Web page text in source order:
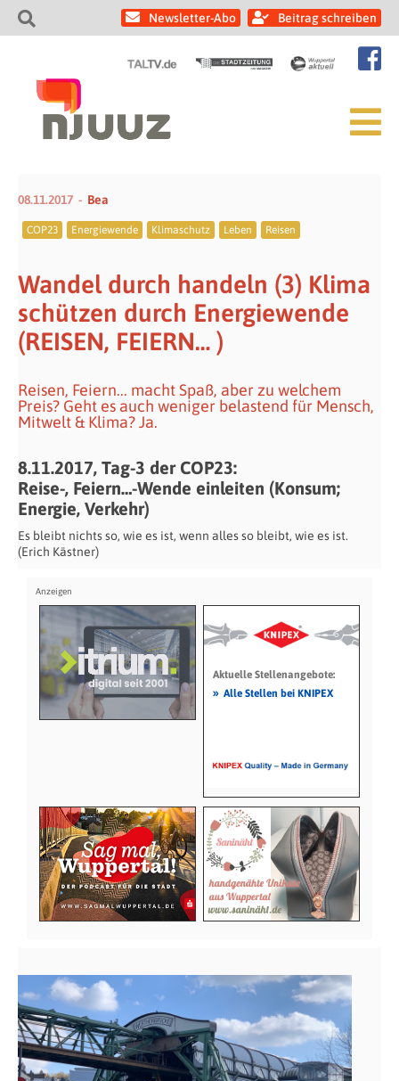
Newsletter-Abo Beitrag schreiben
08.11.2017 Bea
COP23 Energiewende Klimaschutz Leben Reisen
Wandel durch handeln (3) Klima
schützen durch Energiewende
(REISEN, FEIERN… )
Reisen, Feiern... macht Spaß, aber zu welchem
Preis? Geht es auch weniger belastend für Mensch,
Mitwelt & Klima? Ja.
8.11.2017, Tag-3 der COP23:
Reise-, Feiern…-Wende einleiten (Konsum;
Energie, Verkehr)
Es bleibt nichts so, wie es ist, wenn alles so bleibt, wie es ist.
(Erich Kästner)
Aktuelle Stellenangebote:
» Alle Stellen bei KNIPEX